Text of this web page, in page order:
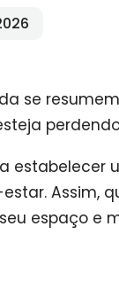
se
Assim,
espaço e